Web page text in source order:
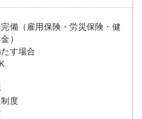
完備（雇用保険・労災保険・健
）
す場合
度